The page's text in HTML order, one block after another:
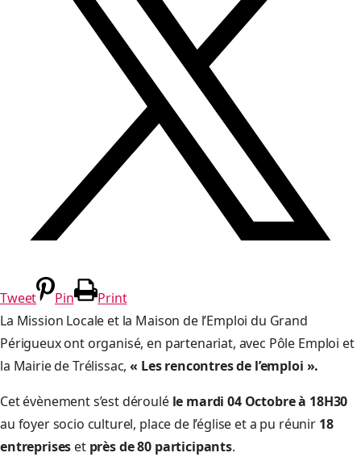
Tweet Pin
Print
La Mission Locale et la Maison de l’Emploi du Grand
Périgueux ont organisé, en partenariat, avec Pôle Emploi et
la Mairie de Trélissac,« Les rencontres de l’emploi ».
Cet évènement s’est déroulé le mardi 04 Octobre à 18H30
au foyer socio culturel, place de l’église et a pu réunir 18
entreprises et près de 80 participants.